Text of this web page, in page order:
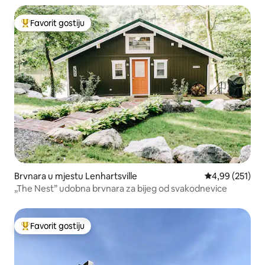
Glavni favorit gostiju
Favorit gostiju
Brvnara u mjestu Lenhartsville Prosječna
4,99 (251)
„The Nest” udobna brvnara za bijeg od svakodnevice
Glavni favorit gostiju
Favorit gostiju